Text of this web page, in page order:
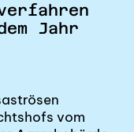
Jahr
vom